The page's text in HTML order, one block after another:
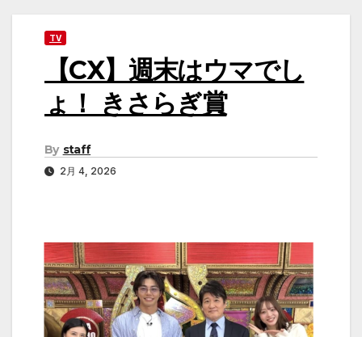
TV
【CX】週末はウマでし
ょ！ きさらぎ賞
By staff
2月 4, 2026